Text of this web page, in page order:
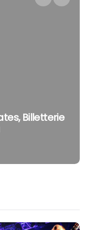
Robert
À Part